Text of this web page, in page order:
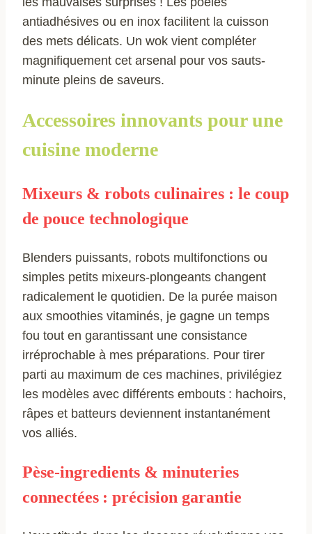
antiadhésives ou en inox facilitent la cuisson
des mets délicats. Un wok vient compléter
magnifiquement cet arsenal pour vos sauts-
minute pleins de saveurs.
Accessoires innovants pour une
cuisine moderne
Mixeurs & robots culinaires : le coup
de pouce technologique
Blenders puissants, robots multifonctions ou
simples petits mixeurs-plongeants changent
radicalement le quotidien. De la purée maison
aux smoothies vitaminés, je gagne un temps
fou tout en garantissant une consistance
irréprochable à mes préparations. Pour tirer
parti au maximum de ces machines, privilégiez
les modèles avec différents embouts : hachoirs,
râpes et batteurs deviennent instantanément
vos alliés.
Pèse-ingredients & minuteries
connectées : précision garantie